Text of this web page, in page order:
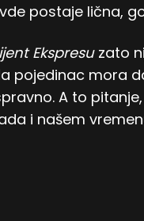
postaje lična,
Ekspresuzato
pojedinac mora
A to
i našem